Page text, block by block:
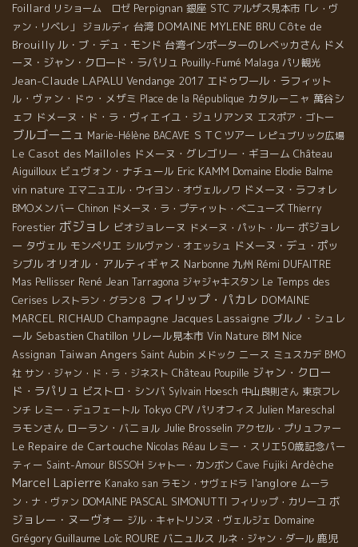
Foillard リショーム ロゼ Perpignan 銀座 STC アルザス見本市「レ・ヴ
ァン・リベレ」
ジョルディ 台湾 DOMAINE MYLENE BRU Côte de
Brouilly ル・ブ・デュ・モンド 台湾インポーターのレベッカさん ドメ
ーヌ・ジャン・クロード・ラパリュ Pouilly-Fumé Malaga パリ観光
Jean-Claude LAPALU Vendange 2017 エドゥワール・ラフィット
ル・ヴァン・ドゥ・メザミ Place de la République カタルーニャ 萬谷シ
ェフ ドメーヌ・ド・ラ・ヴィエイユ・ジュリアンヌ エスポア・ゴトー
ブルゴーニュ Marie-Hélène BACAVE ＳＴＣツアー レピュブリック広場
Le Casot des Mailloles ドメーヌ・グレゴリー・ギヨーム Château
Aiguilloux ビュヴォン・ナチュール Eric KAMM Domaine Elodie Balme
vin nature エマニュエル・ウイヨン・オヴェルノワ ドメーヌ・ラフォレ
BMOメンバー Chinon ドメーヌ・ラ・プティット・べニューズ Thierry
Forestier ボジョレ ビオジョレーヌ ドメーヌ・パット・ルー ボジョレ
ー タヴェル モンペリエ シルヴァン・オエッシュ ドメーヌ・デュ・ポッ
シブル オリオル・アルティギャス Narbonne 九州 Rémi DUFAITRE
Mas Pellisser René Jean Tarragona ジャジャキスタン Le Temps des
Cerises レストラン・グラン８ フィリップ・パカレ DOMAINE
MARCEL RICHAUD Champagne Jacques Lassaigne ブルノ・シュレ
ール Sebastien Chatillon リレール見本市 Vin Nature BIM Nice
Assignan Taiwan Angers Saint Aubin メドック ニース ミュスカデ BMO
社 サン・ジャン・ド・ラ・ジネスト Château Poupille ジャン・クロー
ド・ラパリュ ビストロ・シンバ Sylvain Hoesch 中山良則さん 東京フレ
ンチ レミー・デュフェートル Tokyo CPV パリオフィス Julien Mareschal
ラモンさん ローラン・バニョル Julie Brosselin アクセル・プリュファー
Le Repaire de Cartouche Nicolas Réau レミー・スリエ50歳記念パー
ティー Saint-Amour BISSOH シャトー・カンボン Cave Fujiki Ardèche
Marcel Lapierre Kanako san ラモン・サヴェドラ l'anglore ムーラ
ン・ナ・ヴァン DOMAINE PASCAL SIMONUTTI フィリップ・カリーユ ボ
ジョレー・ヌーヴォー ジル・キャトリンヌ・ヴェルジェ Domaine
Grégory Guillaume Loïc ROURE バニュルス ルネ・ジャン・ダール 鹿児